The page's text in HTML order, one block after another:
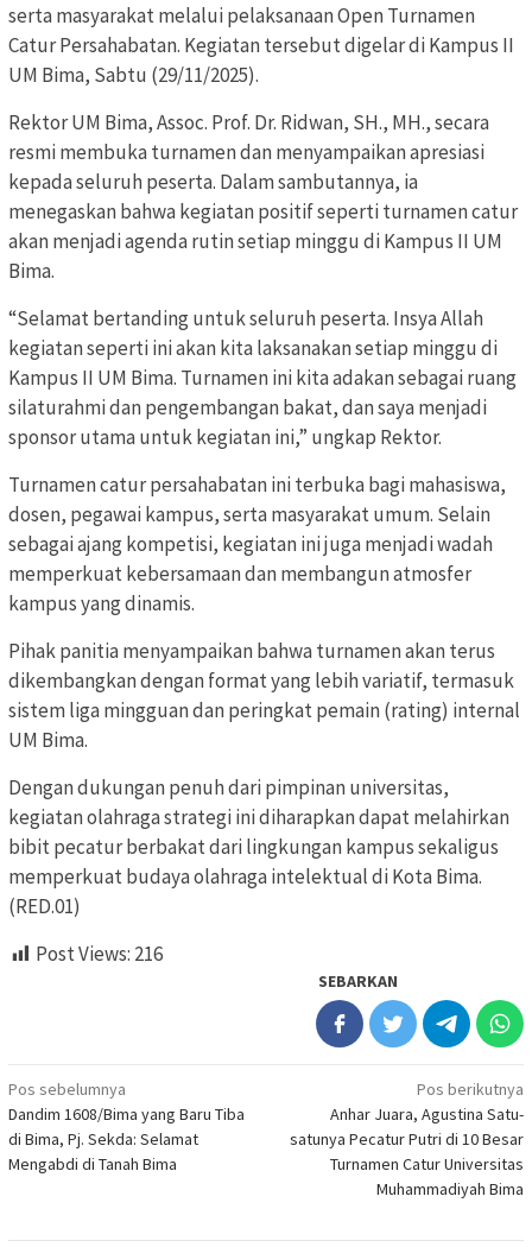
serta masyarakat melalui pelaksanaan Open Turnamen
Catur Persahabatan. Kegiatan tersebut digelar di Kampus II
UM Bima, Sabtu (29/11/2025).
Rektor UM Bima, Assoc. Prof. Dr. Ridwan, SH., MH., secara
resmi membuka turnamen dan menyampaikan apresiasi
kepada seluruh peserta. Dalam sambutannya, ia
menegaskan bahwa kegiatan positif seperti turnamen catur
akan menjadi agenda rutin setiap minggu di Kampus II UM
Bima.
“Selamat bertanding untuk seluruh peserta. Insya Allah
kegiatan seperti ini akan kita laksanakan setiap minggu di
Kampus II UM Bima. Turnamen ini kita adakan sebagai ruang
silaturahmi dan pengembangan bakat, dan saya menjadi
sponsor utama untuk kegiatan ini,” ungkap Rektor.
Turnamen catur persahabatan ini terbuka bagi mahasiswa,
dosen, pegawai kampus, serta masyarakat umum. Selain
sebagai ajang kompetisi, kegiatan ini juga menjadi wadah
memperkuat kebersamaan dan membangun atmosfer
kampus yang dinamis.
Pihak panitia menyampaikan bahwa turnamen akan terus
dikembangkan dengan format yang lebih variatif, termasuk
sistem liga mingguan dan peringkat pemain (rating) internal
UM Bima.
Dengan dukungan penuh dari pimpinan universitas,
kegiatan olahraga strategi ini diharapkan dapat melahirkan
bibit pecatur berbakat dari lingkungan kampus sekaligus
memperkuat budaya olahraga intelektual di Kota Bima.
(RED.01)
Post Views: 216
SEBARKAN
Navigasi
pos
Pos sebelumnya
Dandim 1608/Bima yang Baru Tiba
di Bima, Pj. Sekda: Selamat
Mengabdi di Tanah Bima
Pos berikutnya
Anhar Juara, Agustina Satu-
satunya Pecatur Putri di 10 Besar
Turnamen Catur Universitas
Muhammadiyah Bima